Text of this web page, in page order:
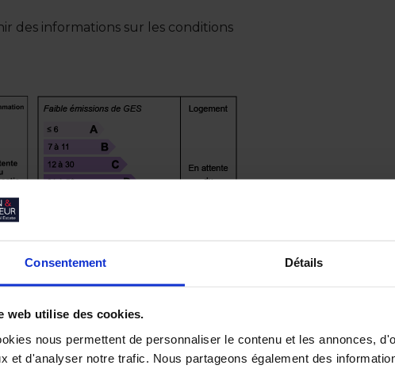
Consentement Détails
web utilise des cookies.
nous permettent de personnaliser le contenu et les annonces,
et d'analyser notre trafic. Nous partageons également des
des informations sur les conditions